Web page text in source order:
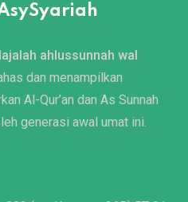
ahlussunnah wal
dan menampilkan
Al-Qur’an dan As Sunnah
generasi awal umat ini.